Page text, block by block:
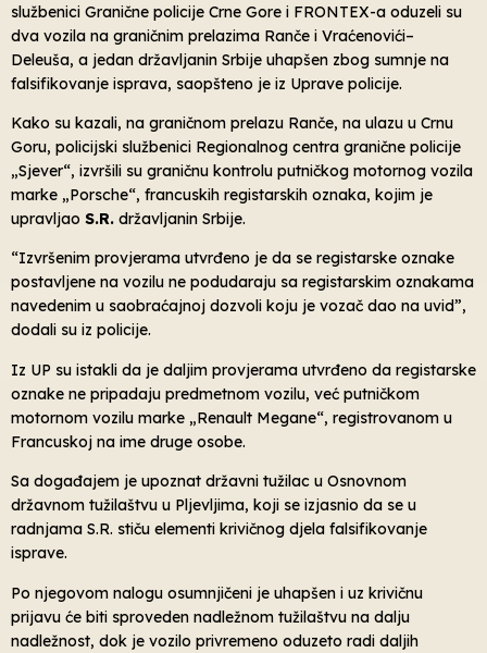
službenici Granične policije Crne Gore i FRONTEX-a oduzeli su
dva vozila na graničnim prelazima Ranče i Vraćenovići–
Deleuša, a jedan državljanin Srbije uhapšen zbog sumnje na
falsifikovanje isprava, saopšteno je iz Uprave policije.
Kako su kazali, na graničnom prelazu Ranče, na ulazu u Crnu
Goru, policijski službenici Regionalnog centra granične policije
„Sjever“, izvršili su graničnu kontrolu putničkog motornog vozila
marke „Porsche“, francuskih registarskih oznaka, kojim je
upravljao S.R. državljanin Srbije.
“Izvršenim provjerama utvrđeno je da se registarske oznake
postavljene na vozilu ne podudaraju sa registarskim oznakama
navedenim u saobraćajnoj dozvoli koju je vozač dao na uvid”,
dodali su iz policije.
Iz UP su istakli da je daljim provjerama utvrđeno da registarske
oznake ne pripadaju predmetnom vozilu, već putničkom
motornom vozilu marke „Renault Megane“, registrovanom u
Francuskoj na ime druge osobe.
Sa događajem je upoznat državni tužilac u Osnovnom
državnom tužilaštvu u Pljevljima, koji se izjasnio da se u
radnjama S.R. stiču elementi krivičnog djela falsifikovanje
isprave.
Po njegovom nalogu osumnjičeni je uhapšen i uz krivičnu
prijavu će biti sproveden nadležnom tužilaštvu na dalju
nadležnost, dok je vozilo privremeno oduzeto radi daljih